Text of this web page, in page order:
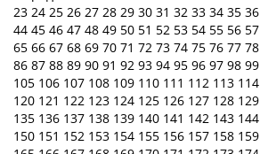
23 24 25 26 27 28 29 30 31 32 33 34 35 36
44 45 46 47 48 49 50 51 52 53 54 55 56 57
65 66 67 68 69 70 71 72 73 74 75 76 77 78
86 87 88 89 90 91 92 93 94 95 96 97 98 99
105 106 107 108 109 110 111 112 113 114
120 121 122 123 124 125 126 127 128 129
135 136 137 138 139 140 141 142 143 144
150 151 152 153 154 155 156 157 158 159